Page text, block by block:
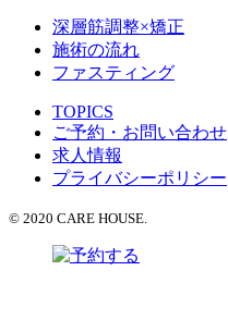
深層筋調整×矯正
施術の流れ
ファスティング
TOPICS
ご予約・お問い合わせ
求人情報
プライバシーポリシー
© 2020 CARE HOUSE.